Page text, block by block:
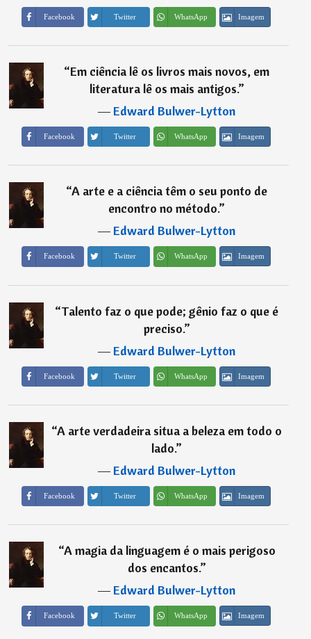
Facebook Twitter WhatsApp Imagem
“Em ciência lê os livros mais novos, em
literatura lê os mais antigos.”
―Edward Bulwer-Lytton
Facebook Twitter WhatsApp Imagem
“A arte e a ciência têm o seu ponto de
encontro no método.”
―Edward Bulwer-Lytton
Facebook Twitter WhatsApp Imagem
“Talento faz o que pode; gênio faz o que é
preciso.”
―Edward Bulwer-Lytton
Facebook Twitter WhatsApp Imagem
“A arte verdadeira situa a beleza em todo o
lado.”
―Edward Bulwer-Lytton
Facebook Twitter WhatsApp Imagem
“A magia da linguagem é o mais perigoso
dos encantos.”
―Edward Bulwer-Lytton
Facebook Twitter WhatsApp Imagem